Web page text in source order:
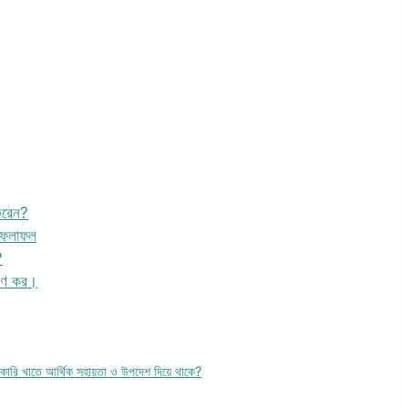
কর।
খাতে আর্থিক সহায়তা ও উপদেশ দিয়ে থাকে?